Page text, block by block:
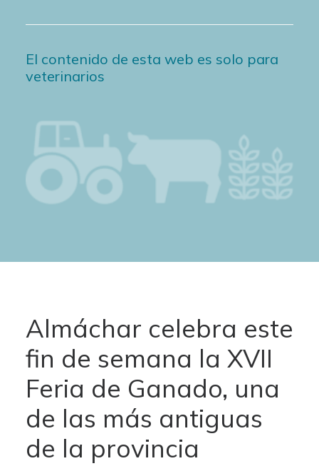
El contenido de esta web es solo para
veterinarios
Almáchar celebra este
fin de semana la XVII
Feria de Ganado, una
de las más antiguas
de la provincia